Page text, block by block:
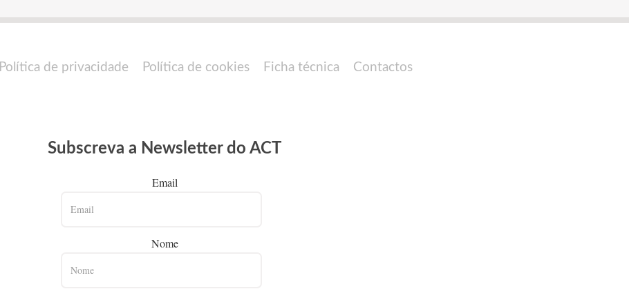
Política de privacidade Política de cookies Ficha técnica Contactos
Subscreva a Newsletter do ACT
Email
Nome